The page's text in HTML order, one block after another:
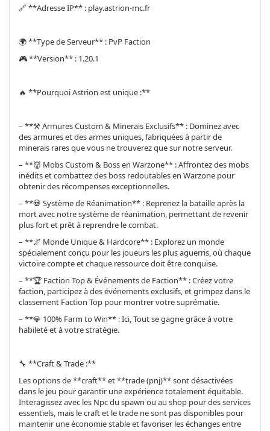
🔗 **Adresse IP** : play.astrion-mc.fr
🌍 **Type de Serveur** : PvP Faction
🎮 **Version** : 1.20.1
🔥 **Pourquoi Astrion est unique :**
– **⚒️ Armures Custom & Minerais Exclusifs** : Dominez avec
des armures et des armes uniques, fabriquées à partir de
minerais rares que vous ne trouverez que sur notre serveur.
– **👹 Mobs Custom & Boss en Warzone** : Affrontez des mobs
inédits et combattez des boss redoutables en Warzone pour
obtenir des récompenses exceptionnelles.
– **💀 Système de Réanimation** : Reprenez la bataille après la
mort avec notre système de réanimation, permettant de revenir
plus fort et prêt à reprendre le combat.
– **🌌 Monde Unique & Hardcore** : Explorez un monde
spécialement conçu pour les joueurs les plus aguerris, où chaque
victoire compte et chaque ressource doit être conquise.
– **🏆 Faction Top & Événements de Faction** : Créez votre
faction, participez à des événements exclusifs, et grimpez dans le
classement Faction Top pour montrer votre suprématie.
– **💎 100% Farm to Win** : Ici, Tout se gagne grâce à votre
habileté et à votre stratégie.
🔧 **Craft & Trade :**
Les options de **craft** et **trade (pnj)** sont désactivées
dans le jeu pour garantir une expérience totalement équitable.
Interagissez avec les Npc du spawn ou au shop pour des services
essentiels, mais le craft et le trade ne sont pas disponibles pour
maintenir une économie stable et favoriser les échanges entre